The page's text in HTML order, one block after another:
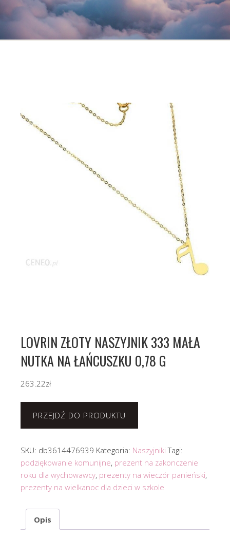
LOVRIN ZŁOTY NASZYJNIK 333 MAŁA
NUTKA NA ŁAŃCUSZKU 0,78 G
263.22zł
PRZEJDŹ DO PRODUKTU
SKU: db3614476939 Kategoria: Naszyjniki Tagi:
podziękowanie komunijne, prezent na zakonczenie
roku dla wychowawcy, prezenty na wieczór panieński,
prezenty na wielkanoc dla dzieci w szkole
Opis